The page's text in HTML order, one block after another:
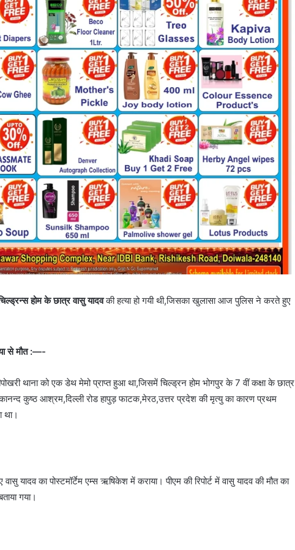
होम के छात्र वासु यादवकी हत्या हो गयी थी,जिसका खुलासा आज पुलिस ने करते हुए
से मौत :—-
थाना को एक डेथ मेमो प्राप्त हुआ था,जिसमें चिल्ड्रन होम भोगपुर के 7 वीं कक्षा के छात्र
कुष्ठ आश्रम,दिल्ली रोड हापुड़ फाटक,मेरठ,उत्तर प्रदेश की मृत्यु का कारण प्रथम
था।
यादव का पोस्टमॉर्टेम एम्स ऋषिकेश में कराया। पीएम की रिपोर्ट में वासु यादव की मौत का
गया।